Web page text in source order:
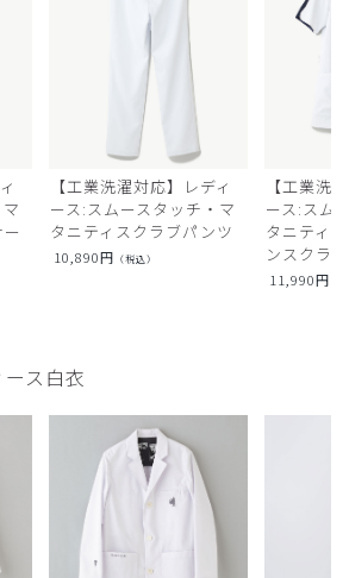
【工業洗濯対応】レディ
ース:スムースタッチ・マ
タニティスクラブパンツ
10,890円 （税込）
【工業洗
ース:スム
タニティ
ンスクラ
11,990円
ス白衣